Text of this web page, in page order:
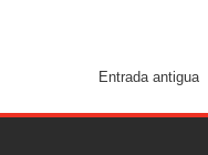
Entrada antigua